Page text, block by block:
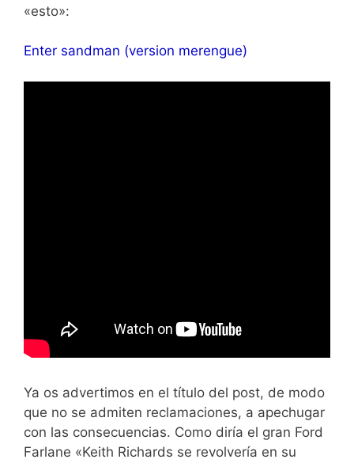
«esto»:
Enter sandman (version merengue)
Ya os advertimos en el título del post, de modo
que no se admiten reclamaciones, a apechugar
con las consecuencias. Como diría el gran Ford
Farlane «Keith Richards se revolvería en su